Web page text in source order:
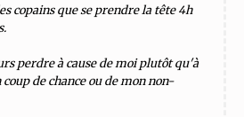
copains que se prendre la tête 4h
perdre à cause de moi plutôt qu'à
de chance ou de mon non-